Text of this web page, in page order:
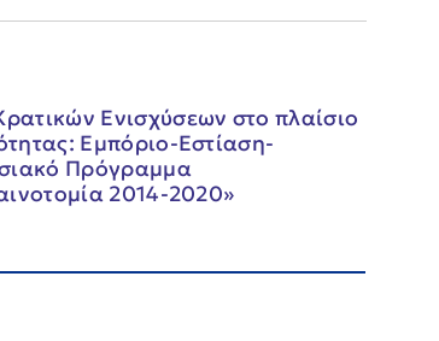
Ενισχύσεων στο πλαίσιο
Εμπόριο-Εστίαση-
Πρόγραμμα
2014-2020»